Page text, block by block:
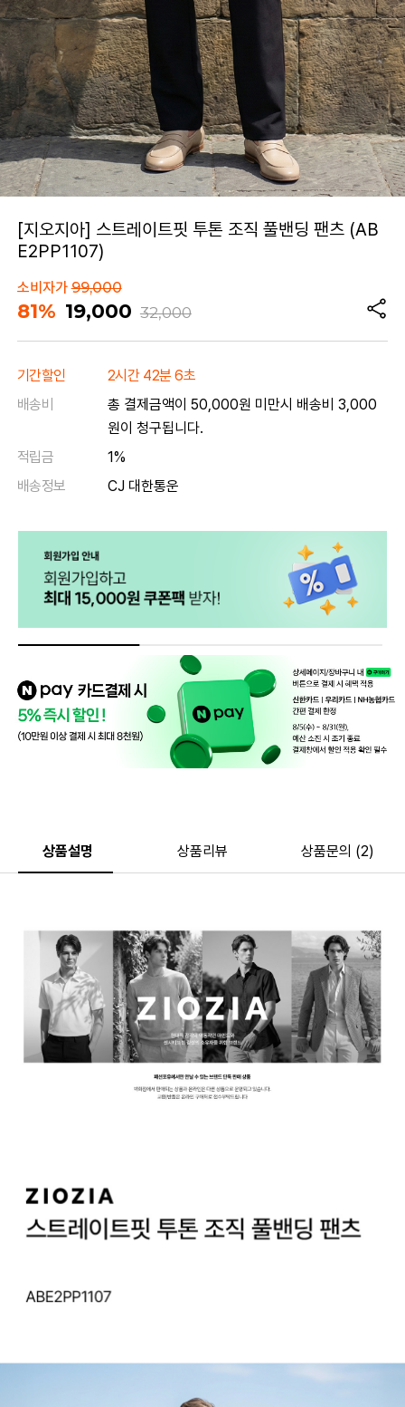
[지오지아] 스트레이트핏 투톤 조직 풀밴딩 팬츠 (AB
E2PP1107)
소비자가99,000
81% 19,000 32,000
기간할인
2시간 42분 6초
배송비
총 결제금액이 50,000원 미만시 배송비 3,000
원이 청구됩니다.
적립금
1%
배송정보
CJ 대한통운
상품설명 상품리뷰 상품문의 (2)